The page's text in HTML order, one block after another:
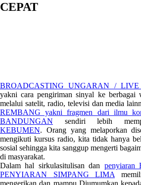
CEPAT
BROADCASTING UNGARAN /
yakni cara pengiriman sinyal ke berbagai
melalui satelit, radio, televisi dan media
REMBANG yakni fragmen dari ilmu
BANDUNGAN sendiri lebih
KEBUMEN. Orang yang melaporkan
mengikuti kursus radio, kita tidak hanya
sosial sehingga kita sanggup mengerti
di masyarakat.
Dalam hal sirkulasitulisan dan penyiaran
PENYIARAN SIMPANG LIMA
mengerikan dan mampu Diumumkan